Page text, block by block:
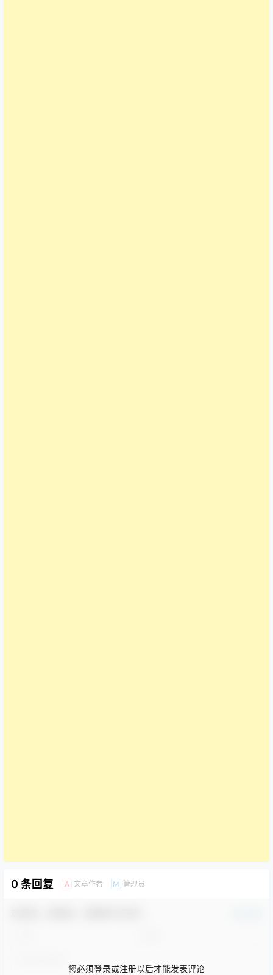
0 条回复 A 文章作者 M 管理员
您必须登录或注册以后才能发表评论